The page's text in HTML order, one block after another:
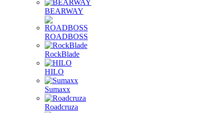
BEARWAY
ROADBOSS
RockBlade
HILO
Sumaxx
Roadcruza